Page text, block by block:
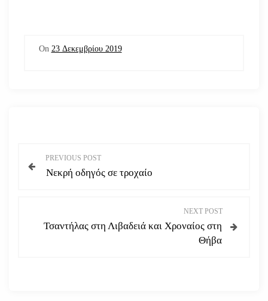
On 23 Δεκεμβρίου 2019
PREVIOUS POST
Νεκρή οδηγός σε τροχαίο
NEXT POST
Τσαντήλας στη Λιβαδειά και Χροναίος στη
Θήβα